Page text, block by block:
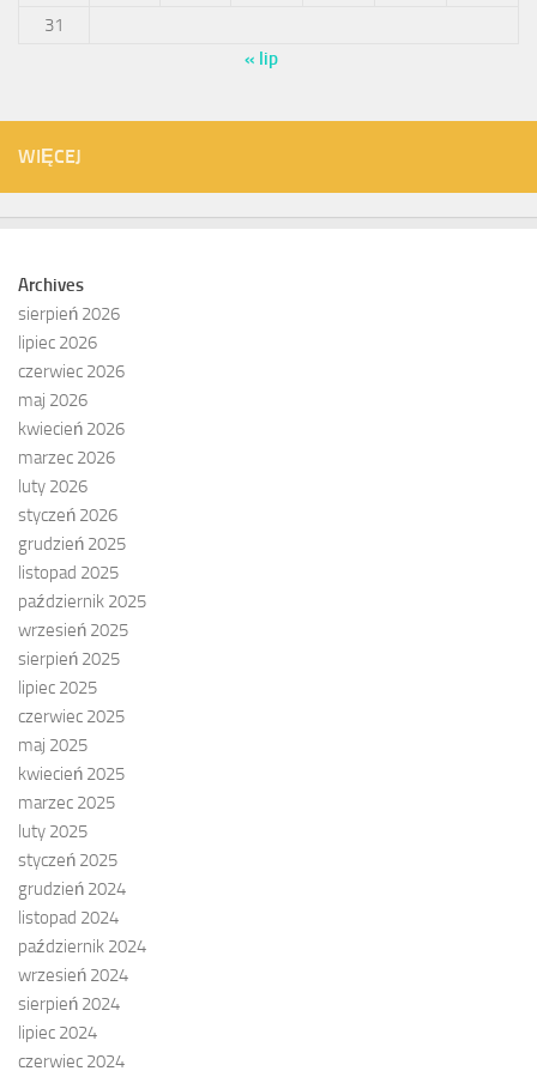
31
« lip
WIĘCEJ
Archives
sierpień 2026
lipiec 2026
czerwiec 2026
maj 2026
kwiecień 2026
marzec 2026
luty 2026
styczeń 2026
grudzień 2025
listopad 2025
październik 2025
wrzesień 2025
sierpień 2025
lipiec 2025
czerwiec 2025
maj 2025
kwiecień 2025
marzec 2025
luty 2025
styczeń 2025
grudzień 2024
listopad 2024
październik 2024
wrzesień 2024
sierpień 2024
lipiec 2024
czerwiec 2024